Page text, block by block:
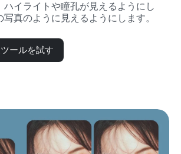
ハイライトや瞳孔が見えるようにし
真のように見えるようにします。
ールを試す